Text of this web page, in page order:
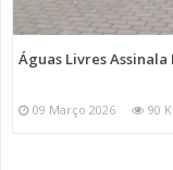
Águas Livres
09 Março 2026 90 K